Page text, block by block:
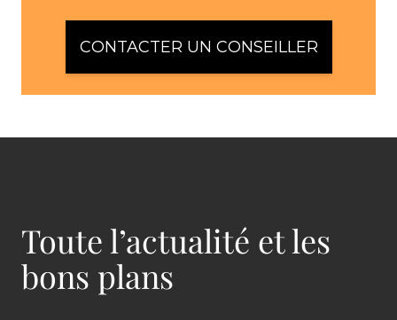
CONTACTER UN CONSEILLER
Toute l’actualité et les
bons plans